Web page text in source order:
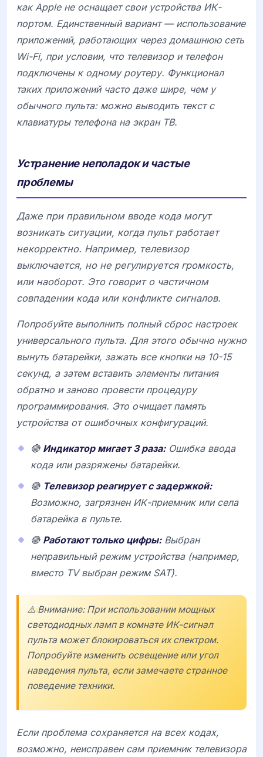
как Apple не оснащает свои устройства ИК-
портом. Единственный вариант — использование
приложений, работающих через домашнюю сеть
Wi-Fi, при условии, что телевизор и телефон
подключены к одному роутеру. Функционал
таких приложений часто даже шире, чем у
обычного пульта: можно выводить текст с
клавиатуры телефона на экран ТВ.
Устранение неполадок и частые
проблемы
Даже при правильном вводе кода могут
возникать ситуации, когда пульт работает
некорректно. Например, телевизор
выключается, но не регулируется громкость,
или наоборот. Это говорит о частичном
совпадении кода или конфликте сигналов.
Попробуйте выполнить полный сброс настроек
универсального пульта. Для этого обычно нужно
вынуть батарейки, зажать все кнопки на 10-15
секунд, а затем вставить элементы питания
обратно и заново провести процедуру
программирования. Это очищает память
устройства от ошибочных конфигураций.
🔴 Индикатор мигает 3 раза:Ошибка ввода
кода или разряжены батарейки.
🔴 Телевизор реагирует с задержкой:
Возможно, загрязнен ИК-приемник или села
батарейка в пульте.
🔴 Работают только цифры:Выбран
неправильный режим устройства (например,
вместо TV выбран режим SAT).
⚠️ Внимание: При использовании мощных
светодиодных ламп в комнате ИК-сигнал
пульта может блокироваться их спектром.
Попробуйте изменить освещение или угол
наведения пульта, если замечаете странное
поведение техники.
Если проблема сохраняется на всех кодах,
возможно, неисправен сам приемник телевизора